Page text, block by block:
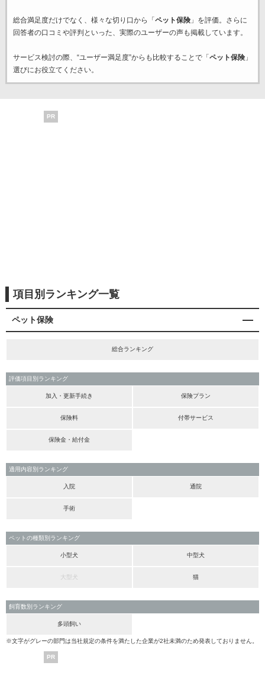
総合満足度だけでなく、様々な切り口から「 ペット保険」を評価。さらに
回答者の口コミや評判といった、実際のユーザーの声も掲載しています。
サービス検討の際、“ユーザー満足度”からも比較することで「 ペット保険」
選びにお役立てください。
PR
項目別ランキング一覧
ペット保険
総合ランキング
評価項目別ランキング
加入・更新手続き 保険プラン
保険料 付帯サービス
保険金・給付金
適用内容別ランキング
入院 通院
手術
ペットの種類別ランキング
小型犬 中型犬
大型犬 猫
飼育数別ランキング
多頭飼い
※文字がグレーの部門は当社規定の条件を満たした企業が2社未満のため発表しておりません。
PR